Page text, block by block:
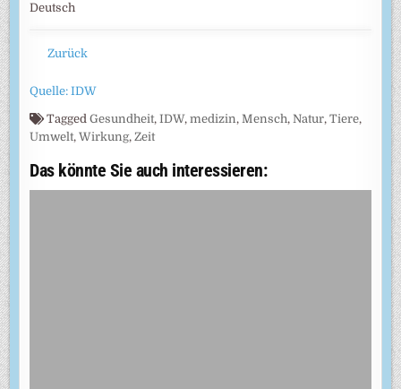
Deutsch
Zurück
Quelle: IDW
TaggedGesundheit,IDW,medizin, Mensch, Natur,Tiere,
Umwelt,Wirkung, Zeit
Das könnte Sie auch interessieren: